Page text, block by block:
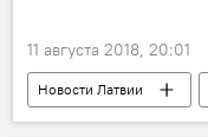
11 августа 2018, 20:01
Новости Латвии
клещ
энцефалит